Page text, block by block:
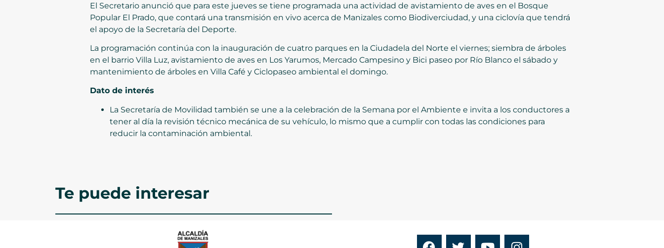
El Secretario anunció que para este jueves se tiene programada una actividad de avistamiento de aves en el Bosque
Popular El Prado, que contará una transmisión en vivo acerca de Manizales como Biodiverciudad, y una ciclovía que tendrá
el apoyo de la Secretaría del Deporte.
La programación continúa con la inauguración de cuatro parques en la Ciudadela del Norte el viernes; siembra de árboles
en el barrio Villa Luz, avistamiento de aves en Los Yarumos, Mercado Campesino y Bici paseo por Río Blanco el sábado y
mantenimiento de árboles en Villa Café y Ciclopaseo ambiental el domingo.
Dato de interés
La Secretaría de Movilidad también se une a la celebración de la Semana por el Ambiente e invita a los conductores a
tener al día la revisión técnico mecánica de su vehículo, lo mismo que a cumplir con todas las condiciones para
reducir la contaminación ambiental.
Te puede interesar